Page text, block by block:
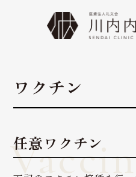
ワクチン
任意ワクチン